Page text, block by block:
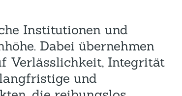
Institutionen und
Dabei übernehmen
Verlässlichkeit, Integrität
und